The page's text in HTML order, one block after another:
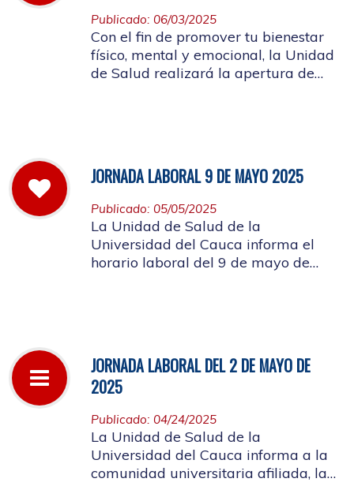
Publicado: 06/03/2025
Con el fin de promover tu bienestar
físico, mental y emocional, la Unidad
de Salud realizará la apertura de
JORNADA LABORAL 9 DE MAYO 2025
Publicado: 05/05/2025
La Unidad de Salud de la
Universidad del Cauca informa el
horario laboral del 9 de mayo de
JORNADA LABORAL DEL 2 DE MAYO DE
2025
Publicado: 04/24/2025
La Unidad de Salud de la
Universidad del Cauca informa a la
comunidad universitaria afiliada, la